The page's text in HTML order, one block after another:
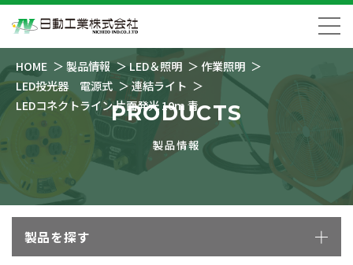
HOME 製品情報 LED＆照明
作業照明
LED投光器 電源式
連結ライト
LEDコネクトライン 片面発光 10m 青
PRODUCTS
製品情報
製品を探す